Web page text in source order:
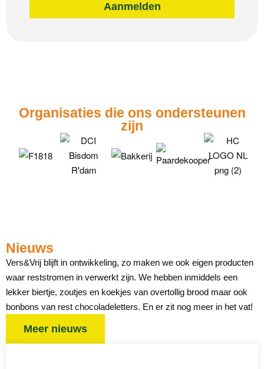
Aanmelden
Organisaties die ons ondersteunen
zijn
Nieuws
Vers&Vrij blijft in ontwikkeling, zo maken we ook eigen producten
waar reststromen in verwerkt zijn. We hebben inmiddels een
lekker biertje, zoutjes en koekjes van overtollig brood maar ook
bonbons van rest chocoladeletters. En er zit nog meer in het vat!
Meer nieuws